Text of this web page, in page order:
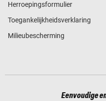
Herroepingsformulier
Toegankelijkheidsverklaring
Milieubescherming
Eenvoudige